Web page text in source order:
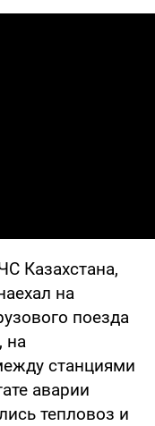
Video
Казахстана,
на
поезда
на
станциями
аварии
тепловоз и